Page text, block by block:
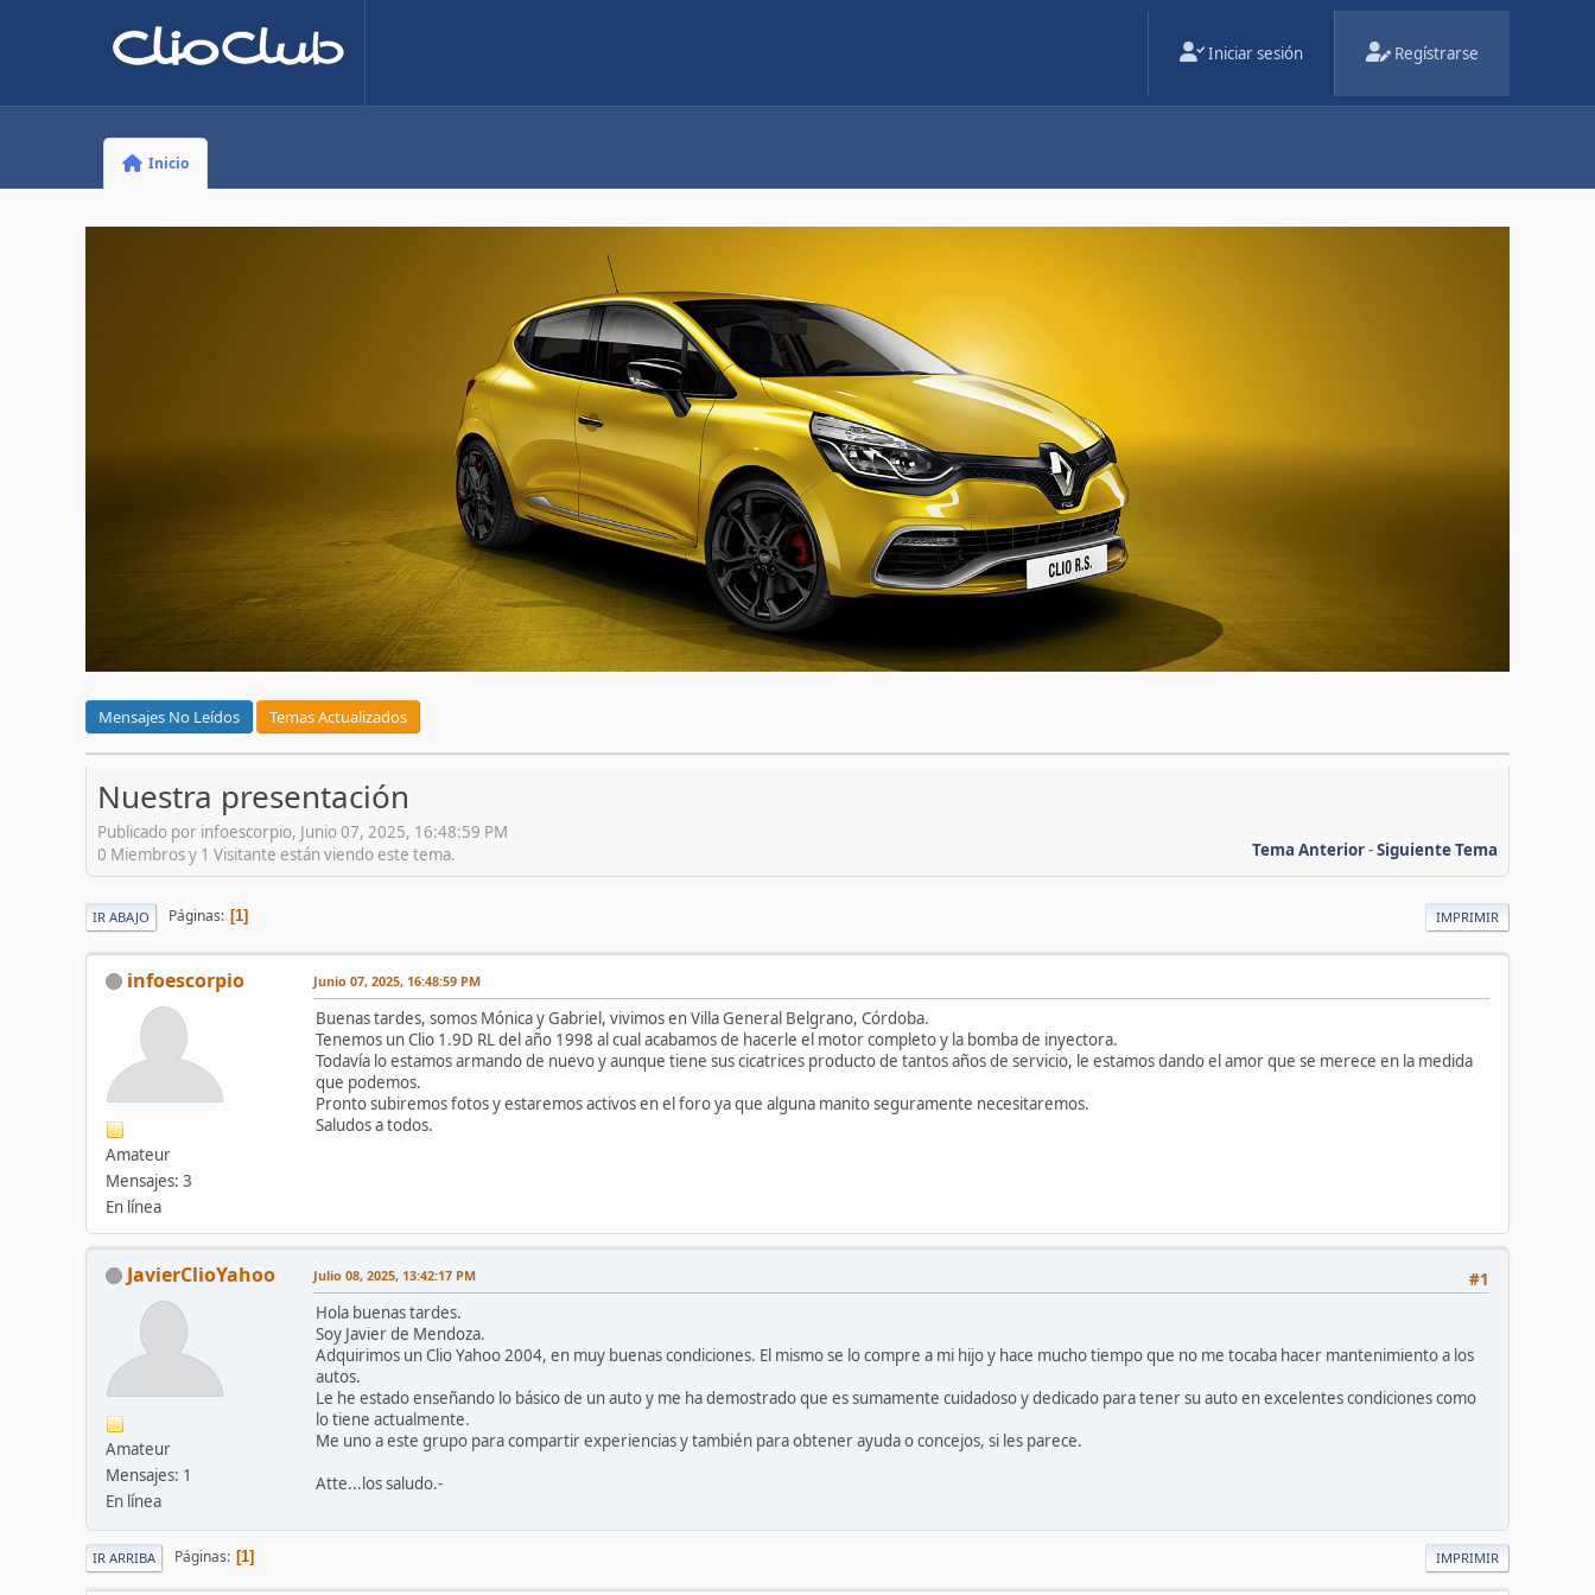
Iniciar sesión Regístrarse
Inicio
Mensajes No Leídos Temas Actualizados
Nuestra presentación
Publicado por infoescorpio, Junio 07, 2025, 16:48:59 PM
Tema Anterior-Siguiente Tema
0 Miembros y 1 Visitante están viendo este tema.
IMPRIMIR
IR ABAJO Páginas 1
infoescorpio
Amateur
Mensajes: 3
En línea
Junio 07, 2025, 16:48:59 PM
Buenas tardes, somos Mónica y Gabriel, vivimos en Villa General Belgrano, Córdoba.
Tenemos un Clio 1.9D RL del año 1998 al cual acabamos de hacerle el motor completo y la bomba de inyectora.
Todavía lo estamos armando de nuevo y aunque tiene sus cicatrices producto de tantos años de servicio, le estamos dando el amor que se merece en la medida
que podemos.
Pronto subiremos fotos y estaremos activos en el foro ya que alguna manito seguramente necesitaremos.
Saludos a todos.
JavierClioYahoo
Amateur
Mensajes: 1
En línea
#1
Julio 08, 2025, 13:42:17 PM
Hola buenas tardes.
Soy Javier de Mendoza.
Adquirimos un Clio Yahoo 2004, en muy buenas condiciones. El mismo se lo compre a mi hijo y hace mucho tiempo que no me tocaba hacer mantenimiento a los
autos.
Le he estado enseñando lo básico de un auto y me ha demostrado que es sumamente cuidadoso y dedicado para tener su auto en excelentes condiciones como
lo tiene actualmente.
Me uno a este grupo para compartir experiencias y también para obtener ayuda o concejos, si les parece.
Atte...los saludo.-
IMPRIMIR
IR ARRIBA Páginas 1